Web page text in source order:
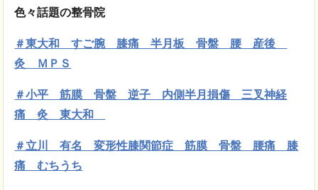
色々話題の整骨院
＃東大和 すご腕 膝痛 半月板 骨盤 腰 産後
灸 ＭＰＳ
＃小平 筋膜骨盤 逆子 内側半月損傷 三叉神経
痛 灸 東大和
＃立川 有名 変形性膝関節症 筋膜 骨盤 腰痛 膝
痛 むちうち